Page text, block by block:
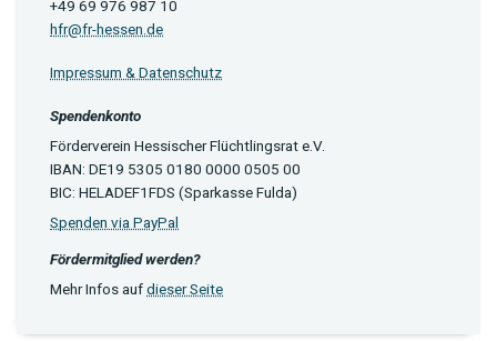
+49 69 976 987 10
hfr@fr-hessen.de
Impressum & Datenschutz
Spendenkonto
Förderverein Hessischer Flüchtlingsrat e.V.
IBAN: DE19 5305 0180 0000 0505 00
BIC: HELADEF1FDS (Sparkasse Fulda)
Spenden via PayPal
Fördermitglied werden?
Mehr Infos aufdieser Seite